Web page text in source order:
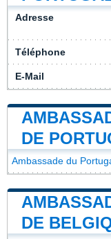
Adresse
Téléphone
E-Mail
DE
Ambassade du
DE